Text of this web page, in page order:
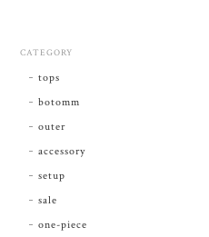
CATEGORY
tops
botomm
outer
accessory
setup
sale
one-piece